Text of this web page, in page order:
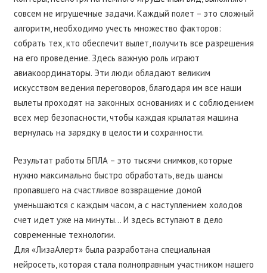
совсем не игрушечные задачи. Каждый полет – это сложный
алгоритм, необходимо учесть множество факторов:
собрать тех, кто обеспечит вылет, получить все разрешения
на его проведение. Здесь важную роль играют
авиакоординаторы. Эти люди обладают великим
искусством ведения переговоров, благодаря им все наши
вылеты проходят на законных основаниях и с соблюдением
всех мер безопасности, чтобы каждая крылатая машина
вернулась на зарядку в целости и сохранности.
Результат работы БПЛА – это тысячи снимков, которые
нужно максимально быстро обработать, ведь шансы
пропавшего на счастливое возвращение домой
уменьшаются с каждым часом, а с наступлением холодов
счет идет уже на минуты… И здесь вступают в дело
современные технологии.
Для «ЛизаАлерт» была разработана специальная
нейросеть, которая стала полноправным участником нашего